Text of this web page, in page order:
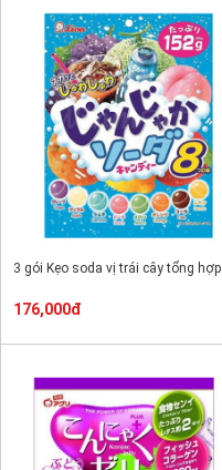
3 gói Kẹo soda vị trái cây tổng hợp
176,000đ